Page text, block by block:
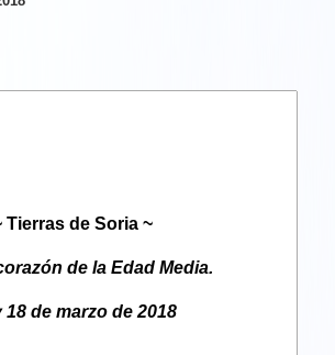
Tierras de Soria~
de la Edad Media.
18 de marzo de 2018